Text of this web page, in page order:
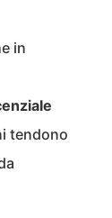
in
tendono